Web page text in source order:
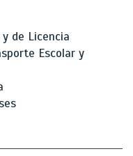
de Licencia
Escolar y